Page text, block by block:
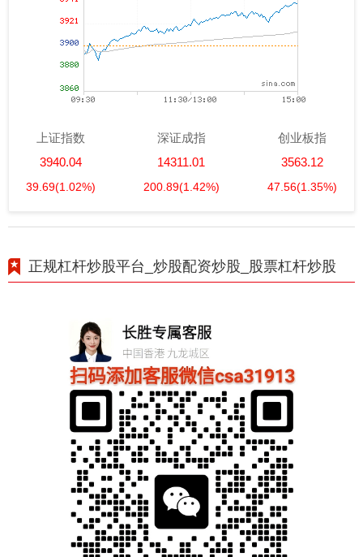
上证指数
3940.04
39.69(1.02%)
深证成指
14311.01
200.89(1.42%)
创业板指
3563.12
47.56(1.35%)
正规杠杆炒股平台_炒股配资炒股_股票杠杆炒股